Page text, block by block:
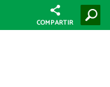
COMPARTIR